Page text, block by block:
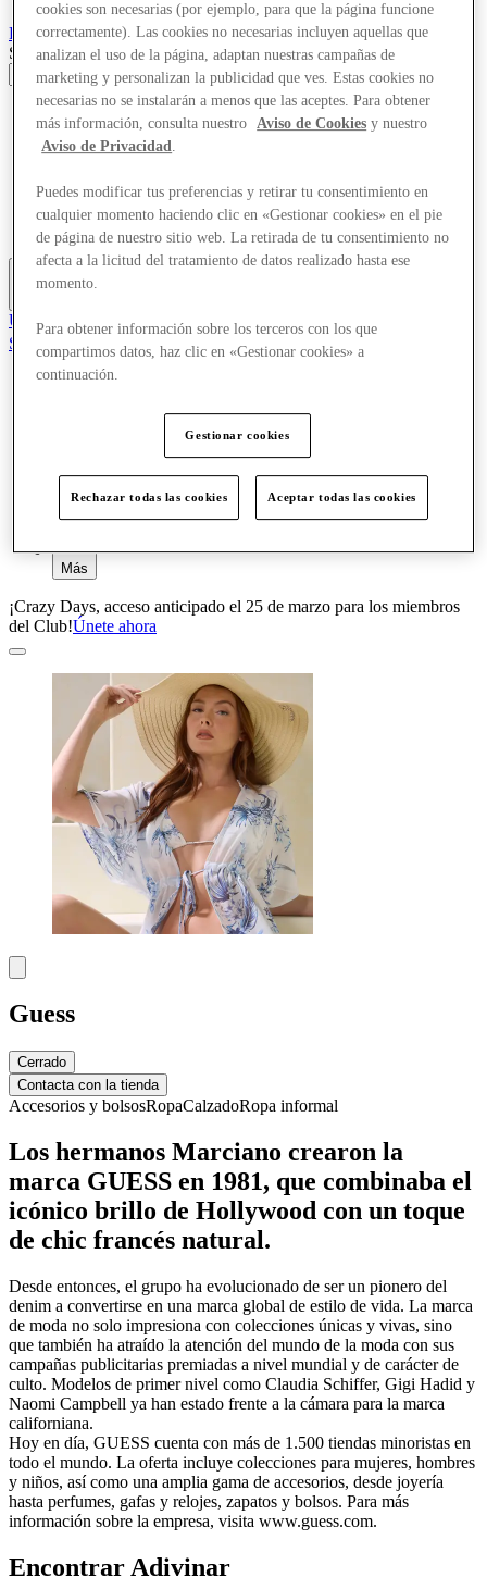
ProvenceDesigner Outlet
Search input
Ofertas
Planifica tu visita
¿Qué pasa?
Servicios
Tarjetas regalo
Únete al Club
Salvado
es
¿Qué pasa?
Servicios
Tarjetas regalo
Más
¡Crazy Days, acceso anticipado el 25 de marzo para los miembros
del Club!Únete ahora
Guess
Cerrado
Contacta con la tienda
Accesorios y bolsosRopaCalzadoRopa informal
Los hermanos Marciano crearon la
marca GUESS en 1981, que combinaba el
icónico brillo de Hollywood con un toque
de chic francés natural.
Desde entonces, el grupo ha evolucionado de ser un pionero del
denim a convertirse en una marca global de estilo de vida. La marca
de moda no solo impresiona con colecciones únicas y vivas, sino
que también ha atraído la atención del mundo de la moda con sus
campañas publicitarias premiadas a nivel mundial y de carácter de
culto. Modelos de primer nivel como Claudia Schiffer, Gigi Hadid y
Naomi Campbell ya han estado frente a la cámara para la marca
californiana.
Hoy en día, GUESS cuenta con más de 1.500 tiendas minoristas en
todo el mundo. La oferta incluye colecciones para mujeres, hombres
y niños, así como una amplia gama de accesorios, desde joyería
hasta perfumes, gafas y relojes, zapatos y bolsos. Para más
información sobre la empresa, visita www.guess.com.
Encontrar Adivinar
cookies son necesarias (por ejemplo, para que la página funcione
correctamente). Las cookies no necesarias incluyen aquellas que
analizan el uso de la página, adaptan nuestras campañas de
marketing y personalizan la publicidad que ves. Estas cookies no
necesarias no se instalarán a menos que las aceptes. Para obtener
más información, consulta nuestro
Aviso de Cookies y nuestro
Aviso de Privacidad.
Puedes modificar tus preferencias y retirar tu consentimiento en
cualquier momento haciendo clic en «Gestionar cookies» en el pie
de página de nuestro sitio web. La retirada de tu consentimiento no
afecta a la licitud del tratamiento de datos realizado hasta ese
momento.
Para obtener información sobre los terceros con los que
compartimos datos, haz clic en «Gestionar cookies» a
continuación.
Gestionar cookies
Rechazar todas las cookies Aceptar todas las cookies